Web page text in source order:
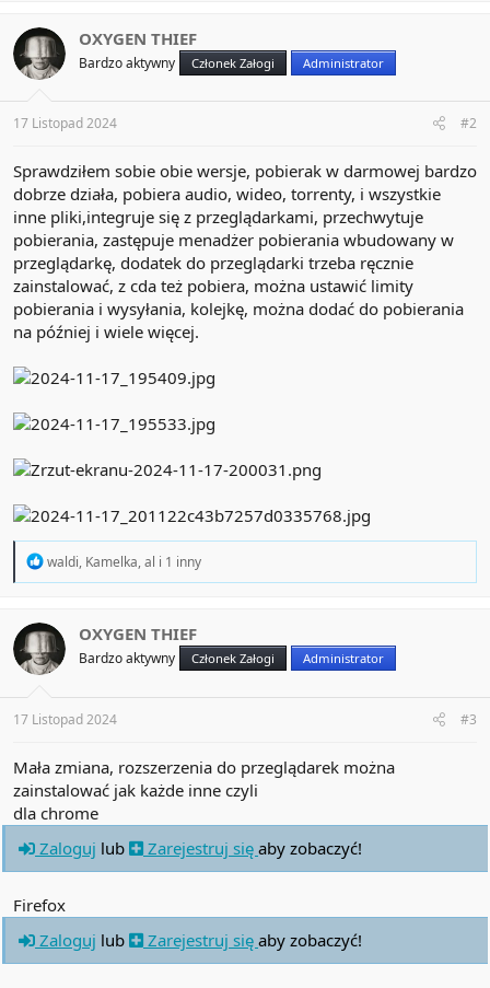
t
i
o
s
:
OXYGEN THIEF
Bardzo aktywny Członek Załogi Administrator
17 Listopad 2024 #2
Sprawdziłem sobie obie wersje, pobierak w darmowej bardzo
dobrze działa, pobiera audio, wideo, torrenty, i wszystkie
inne pliki,integruje się z przeglądarkami, przechwytuje
pobierania, zastępuje menadżer pobierania wbudowany w
przeglądarkę, dodatek do przeglądarki trzeba ręcznie
zainstalować, z cda też pobiera, można ustawić limity
pobierania i wysyłania, kolejkę, można dodać do pobierania
na później i wiele więcej.
R
t
i
o
s
:
waldi, Kamelka,al i 1 inny
OXYGEN THIEF
Bardzo aktywny Członek Załogi Administrator
17 Listopad 2024 #3
Mała zmiana, rozszerzenia do przeglądarek można
zainstalować jak każde inne czyli
dla chrome
Zaloguj lub Zarejestruj się aby zobaczyć!
Firefox
Zaloguj lub Zarejestruj się aby zobaczyć!